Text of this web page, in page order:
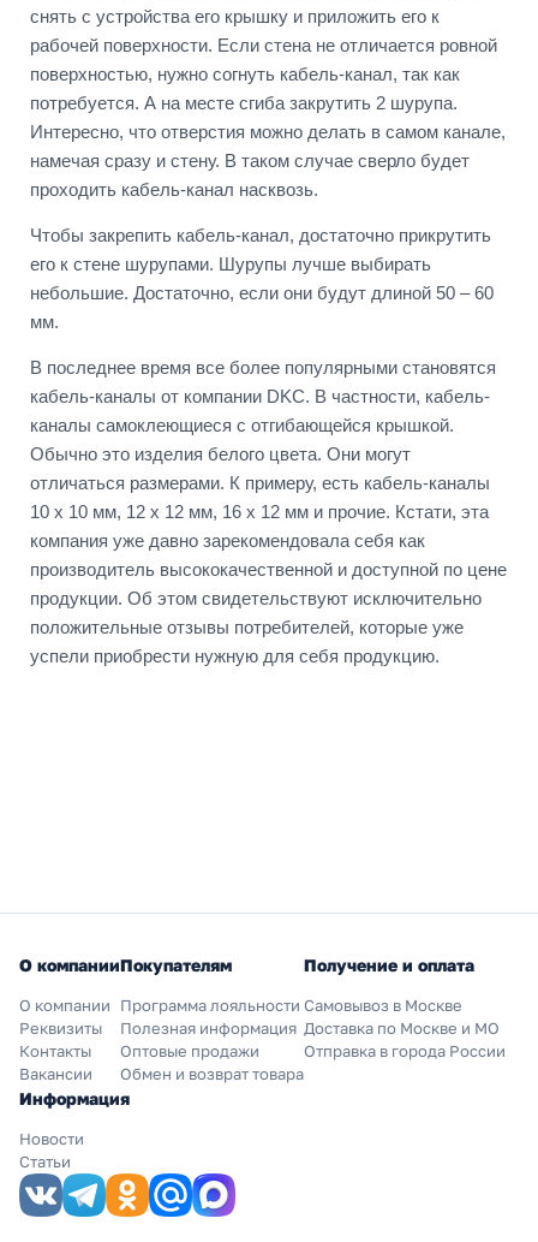
снять с устройства его крышку и приложить его к
рабочей поверхности. Если стена не отличается ровной
поверхностью, нужно согнуть кабель-канал, так как
потребуется. А на месте сгиба закрутить 2 шурупа.
Интересно, что отверстия можно делать в самом канале,
намечая сразу и стену. В таком случае сверло будет
проходить кабель-канал насквозь.
Чтобы закрепить кабель-канал, достаточно прикрутить
его к стене шурупами. Шурупы лучше выбирать
небольшие. Достаточно, если они будут длиной 50 – 60
мм.
В последнее время все более популярными становятся
кабель-каналы от компании DKC. В частности, кабель-
каналы самоклеющиеся с отгибающейся крышкой.
Обычно это изделия белого цвета. Они могут
отличаться размерами. К примеру, есть кабель-каналы
10 х 10 мм, 12 х 12 мм, 16 х 12 мм и прочие. Кстати, эта
компания уже давно зарекомендовала себя как
производитель высококачественной и доступной по цене
продукции. Об этом свидетельствуют исключительно
положительные отзывы потребителей, которые уже
успели приобрести нужную для себя продукцию.
О компании
О компании
Реквизиты
Контакты
Вакансии
Покупателям
Программа лояльности
Полезная информация
Оптовые продажи
Обмен и возврат товара
Получение и оплата
Самовывоз в Москве
Доставка по Москве и МО
Отправка в города России
Информация
Новости
Статьи